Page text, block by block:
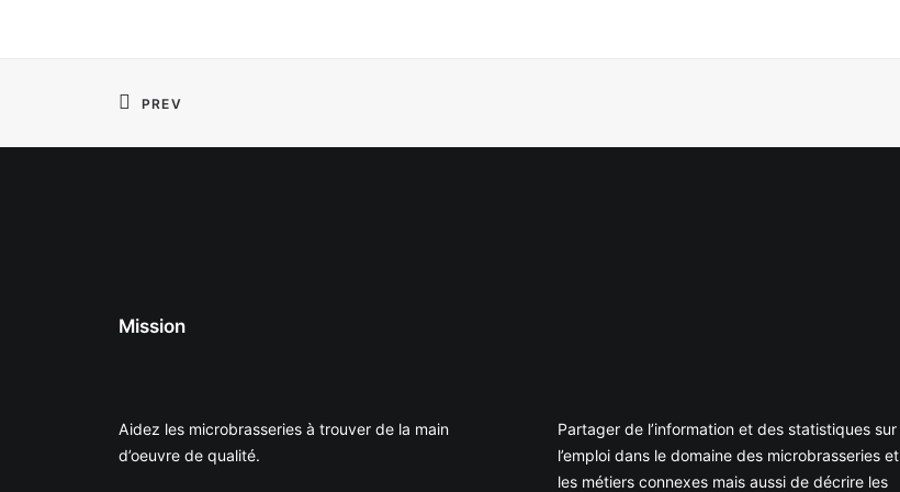
PREV
Mission
Aidez les microbrasseries à trouver de la main
d’oeuvre de qualité.
Partager de l’information et des statistiques sur
l’emploi dans le domaine des microbrasseries et
les métiers connexes mais aussi de décrire les